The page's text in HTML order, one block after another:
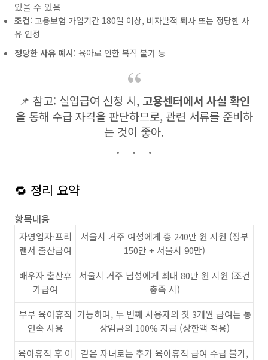
있을 수 있음
조건: 고용보험 가입기간 180일 이상, 비자발적 퇴사 또는 정당한 사
유 인정
정당한 사유 예시: 육아로 인한 복직 불가 등
📌 참고: 실업급여 신청 시, 고용센터에서 사실 확인
을 통해 수급 자격을 판단하므로, 관련 서류를 준비하
는 것이 좋아.
🔁 정리 요약
항목내용
자영업자·프리
랜서 출산급여
서울시 거주 여성에게 총 240만 원 지원 (정부
150만 + 서울시 90만)
배우자 출산휴
가급여
서울시 거주 남성에게 최대 80만 원 지원 (조건
충족 시)
부부 육아휴직
연속 사용
가능하며, 두 번째 사용자의 첫 3개월 급여는 통
상임금의 100% 지급 (상한액 적용)
육아휴직 후 이
같은 자녀로는 추가 육아휴직 급여 수급 불가,